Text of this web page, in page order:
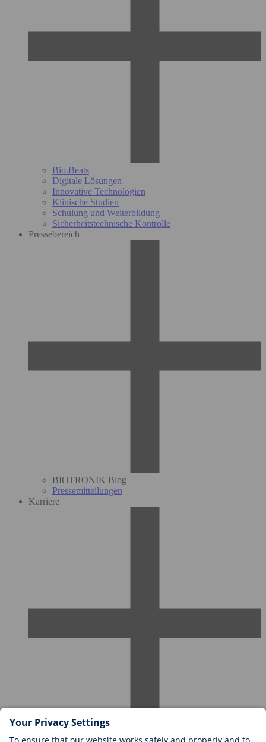
Bio.Beats
Digitale Lösungen
Innovative Technologien
Klinische Studien
Schulung und Weiterbildung
Sicherheitstechnische Kontrolle
Pressebereich
BIOTRONIK Blog
Pressemitteilungen
Karriere